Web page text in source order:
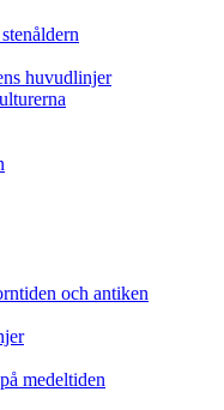
huvudlinjer
och antiken
medeltiden